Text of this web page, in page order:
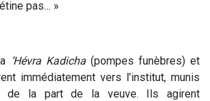
pas… »
‘Hévra Kadicha(pompes funèbres) et
immédiatement vers l’institut, munis
de la part de la veuve. Ils agirent